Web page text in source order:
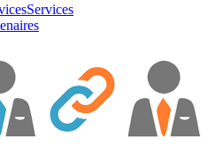
Services